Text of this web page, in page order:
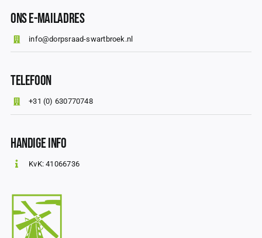
Ons E-mailadres
info@dorpsraad-swartbroek.nl
Telefoon
+31 (0) 630770748
Handige info
KvK: 41066736